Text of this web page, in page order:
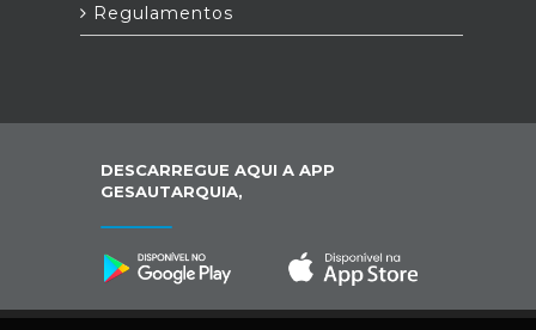
Regulamentos
DESCARREGUE AQUI A APP
GESAUTARQUIA,